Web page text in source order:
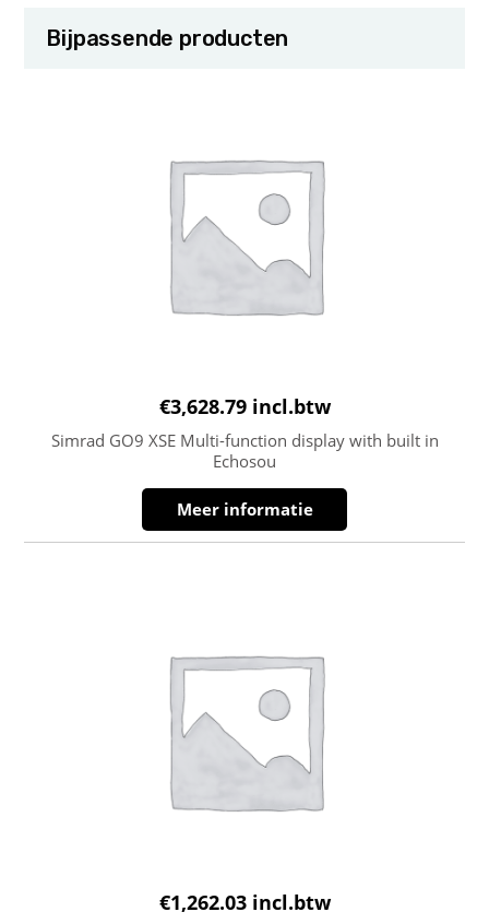
Bijpassende producten
€3,628.79 incl.btw
Simrad GO9 XSE Multi-function display with built in
Echosou
Meer informatie
€1,262.03 incl.btw